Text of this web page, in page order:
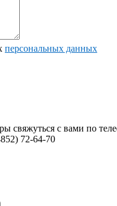
персональных данных
свяжуться с вами по
72-64-70